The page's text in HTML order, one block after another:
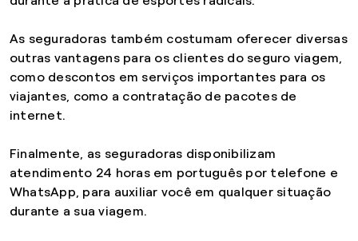
As seguradoras também costumam oferecer diversas
outras vantagens para os clientes do seguro viagem,
como descontos em serviços importantes para os
viajantes, como a contratação de pacotes de
internet.
Finalmente, as seguradoras disponibilizam
atendimento 24 horas em português por telefone e
WhatsApp, para auxiliar você em qualquer situação
durante a sua viagem.